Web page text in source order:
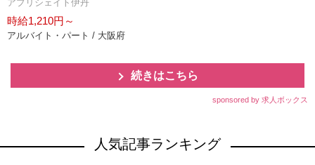
アプリシェイト伊丹
時給1,210円～
アルバイト・パート / 大阪府
続きはこちら
sponsored by 求人ボックス
人気記事ランキング